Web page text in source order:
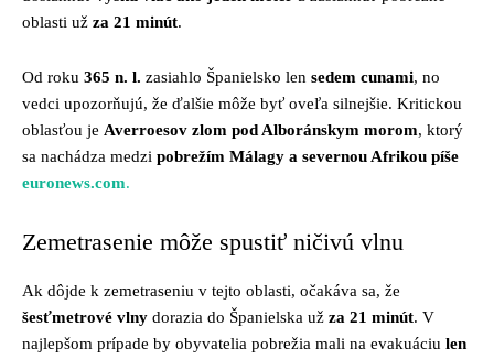
oblasti už za 21 minút.
Od roku 365 n. l. zasiahlo Španielsko len sedem cunami, no
vedci upozorňujú, že ďalšie môže byť oveľa silnejšie. Kritickou
oblasťou je Averroesov zlom pod Alboránskym morom, ktorý
sa nachádza medzi pobrežím Málagy a severnou Afrikou píše
euronews.com.
Zemetrasenie môže spustiť ničivú vlnu
Ak dôjde k zemetraseniu v tejto oblasti, očakáva sa, že
šesťmetrové vlny dorazia do Španielska už za 21 minút. V
najlepšom prípade by obyvatelia pobrežia mali na evakuáciu len